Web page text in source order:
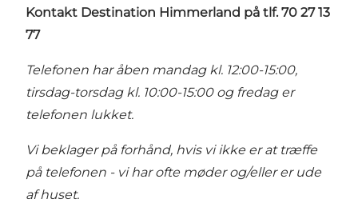
Kontakt Destination Himmerland på tlf. 70 27 13
77
Telefonen har åben mandag kl. 12:00-15:00,
tirsdag-torsdag kl. 10:00-15:00 og fredag er
telefonen lukket.
Vi beklager på forhånd, hvis vi ikke er at træffe
på telefonen - vi har ofte møder og/eller er ude
af huset.